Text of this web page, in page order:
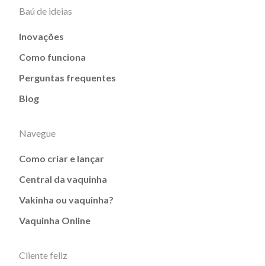
Baú de ideias
Inovações
Como funciona
Perguntas frequentes
Blog
Navegue
Como criar e lançar
Central da vaquinha
Vakinha ou vaquinha?
Vaquinha Online
Cliente feliz